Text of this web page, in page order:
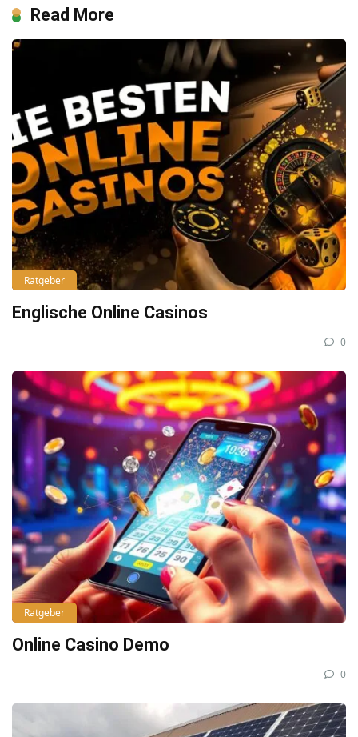
Read More
Ratgeber
Englische Online Casinos
0
Ratgeber
Online Casino Demo
0